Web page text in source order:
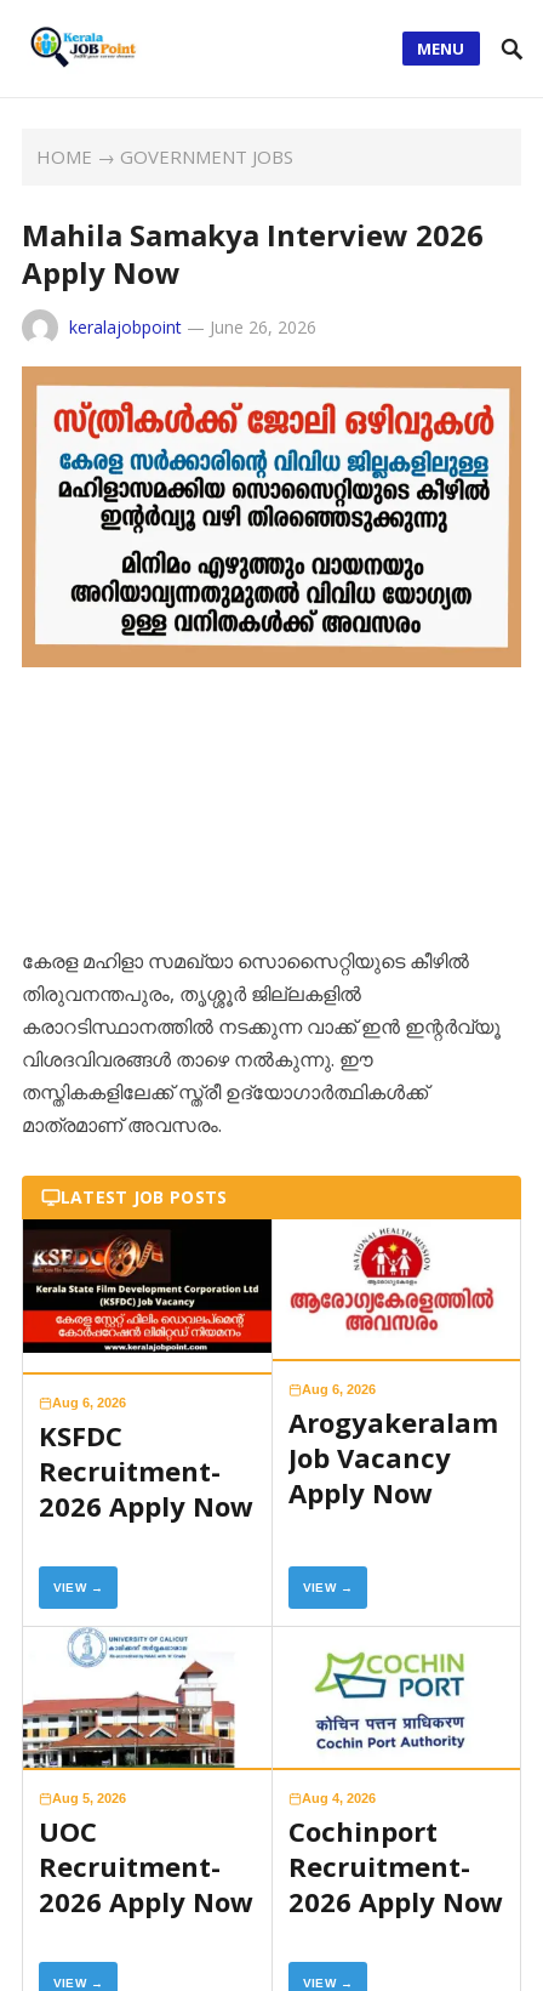
MENU
HOME → GOVERNMENT JOBS
Mahila Samakya Interview 2026
Apply Now
keralajobpoint— June 26, 2026
കേരള മഹിളാ സമഖ്യാ സൊസൈറ്റിയുടെ കീഴിൽ
തിരുവനന്തപുരം, തൃശ്ശൂർ ജില്ലകളിൽ
കരാറടിസ്ഥാനത്തിൽ നടക്കുന്ന വാക്ക് ഇൻ ഇന്റർവ്യൂ
വിശദവിവരങ്ങൾ താഴെ നൽകുന്നു. ഈ
തസ്തികകളിലേക്ക് സ്ത്രീ ഉദ്യോഗാർത്ഥികൾക്ക്
മാത്രമാണ് അവസരം.
LATEST JOB POSTS
Aug 6, 2026
KSFDC
Recruitment-
2026 Apply Now
VIEW →
Aug 6, 2026
Arogyakeralam
Job Vacancy
Apply Now
VIEW →
Aug 5, 2026
UOC
Recruitment-
2026 Apply Now
VIEW →
Aug 4, 2026
Cochinport
Recruitment-
2026 Apply Now
VIEW →